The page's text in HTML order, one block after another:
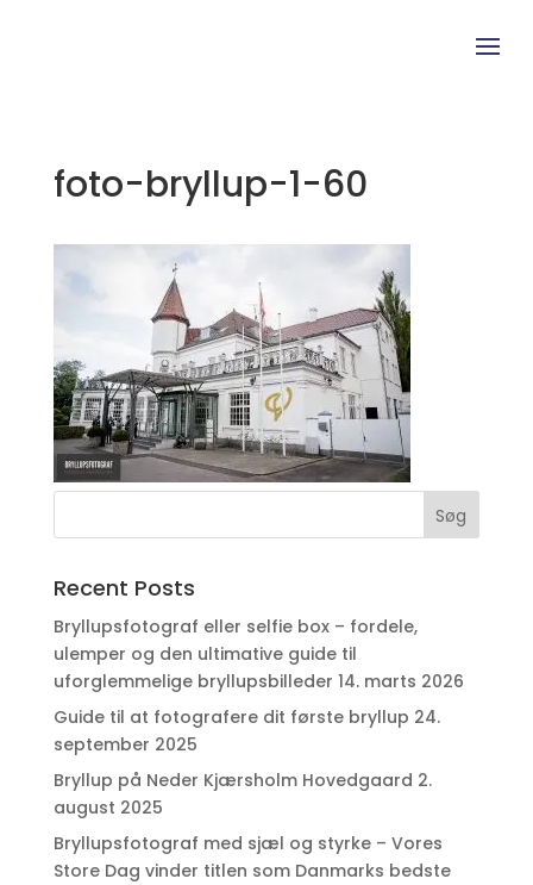
foto-bryllup-1-60
Recent Posts
Bryllupsfotograf eller selfie box – fordele,
ulemper og den ultimative guide til
uforglemmelige bryllupsbilleder 14. marts 2026
Guide til at fotografere dit første bryllup 24.
september 2025
Bryllup på Neder Kjærsholm Hovedgaard 2.
august 2025
Bryllupsfotograf med sjæl og styrke – Vores
Store Dag vinder titlen som Danmarks bedste